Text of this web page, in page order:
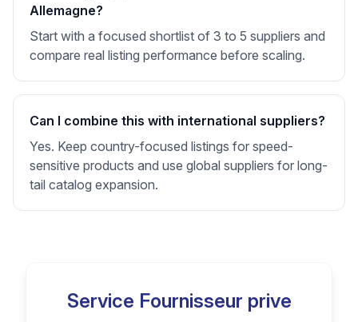
Allemagne?
Start with a focused shortlist of 3 to 5 suppliers and
compare real listing performance before scaling.
Can I combine this with international suppliers?
Yes. Keep country-focused listings for speed-
sensitive products and use global suppliers for long-
tail catalog expansion.
Service Fournisseur prive